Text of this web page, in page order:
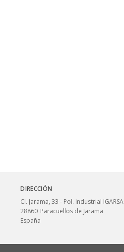
DIRECCIÓN
Cl. Jarama, 33 - Pol. Industrial IGARSA
28860 Paracuellos de Jarama
España